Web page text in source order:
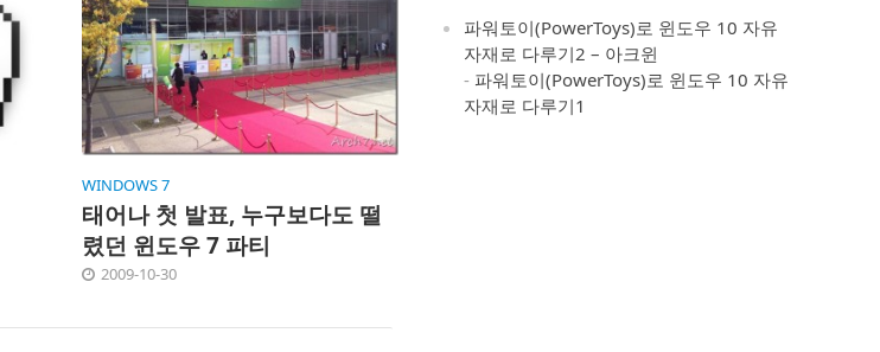
WINDOWS 7
태어나 첫 발표, 누구보다도 떨
렸던 윈도우 7 파티
2009-10-30
파워토이(PowerToys)로 윈도우 10 자유
자재로 다루기2 – 아크윈
- 파워토이(PowerToys)로 윈도우 10 자유
자재로 다루기1